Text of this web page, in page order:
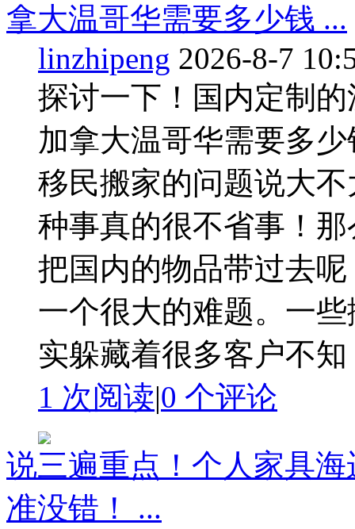
拿大温哥华需要多少钱 ...
linzhipeng 2026-8-7
探讨一下！国内定制
加拿大温哥华需要多
移民搬家的问题说大
种事真的很不省事！
把国内的物品带过去
一个很大的难题。一
实躲藏着很多客户不知
1 次阅读|0 个评论
说三遍重点！个人家具
准没错！ ...